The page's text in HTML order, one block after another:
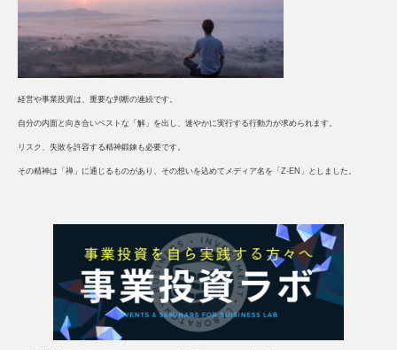
経営や事業投資は、重要な判断の連続です。
自分の内面と向き合いベストな「解」を出し、速やかに実行する行動力が求められます。
リスク、失敗を許容する精神鍛錬も必要です。
その精神は「禅」に通じるものがあり、その想いを込めてメディア名を「Z-EN」としました。